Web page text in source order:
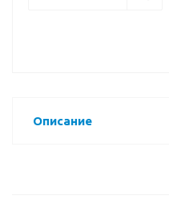
Описание